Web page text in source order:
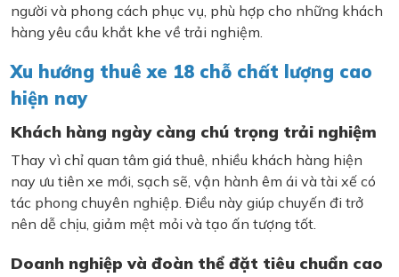
người và phong cách phục vụ, phù hợp cho những khách
hàng yêu cầu khắt khe về trải nghiệm.
Xu hướng thuê xe 18 chỗ chất lượng cao
hiện nay
Khách hàng ngày càng chú trọng trải nghiệm
Thay vì chỉ quan tâm giá thuê, nhiều khách hàng hiện
nay ưu tiên xe mới, sạch sẽ, vận hành êm ái và tài xế có
tác phong chuyên nghiệp. Điều này giúp chuyến đi trở
nên dễ chịu, giảm mệt mỏi và tạo ấn tượng tốt.
Doanh nghiệp và đoàn thể đặt tiêu chuẩn cao